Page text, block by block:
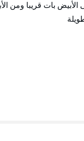
بات قريبا ومن